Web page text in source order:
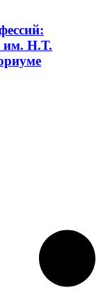
им. Н.Т.